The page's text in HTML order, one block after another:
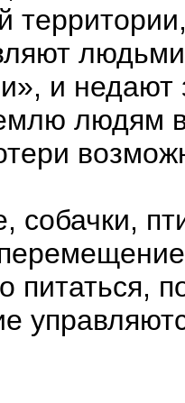
и
людям
собачки,
питаться,